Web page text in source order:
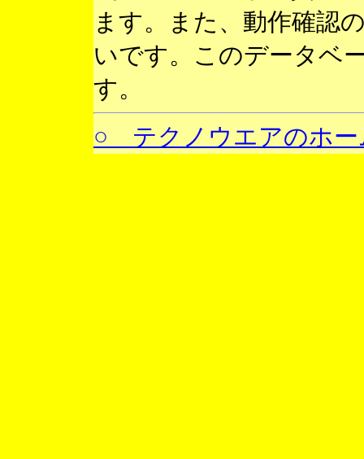
ます。また、動作確認
いです。このデータベ
す。
○ テクノウエアのホー